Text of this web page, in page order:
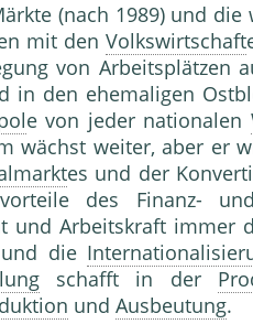
(nach 1989) und
mit den Volkswirtschaft
von Arbeitsplätzen
in den ehemaligen
e von jeder nationalen
wächst weiter, aber er
es und der
des Finanz-
und Arbeitskraft immer
die
schafft in der
und Ausbeutung.